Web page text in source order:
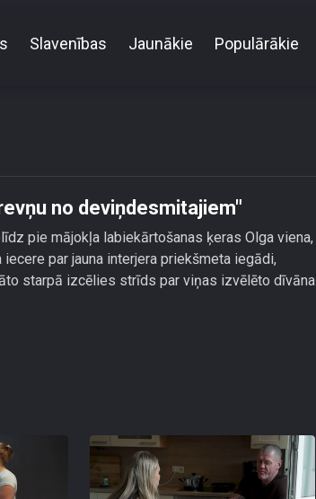
Slavenības Jaunākie Populārākie
no deviņdesmitajiem"
pie mājokļa labiekārtošanas ķeras Olga viena,
par jauna interjera priekšmeta iegādi,
starpā izcēlies strīds par viņas izvēlēto dīvāna